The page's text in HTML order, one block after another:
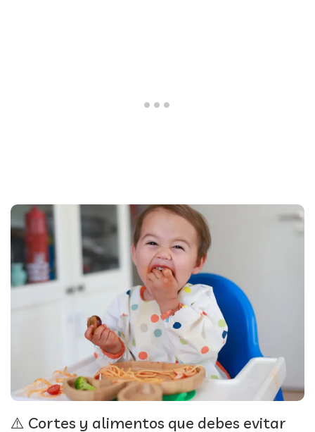
⚠️ Cortes y alimentos que debes evitar